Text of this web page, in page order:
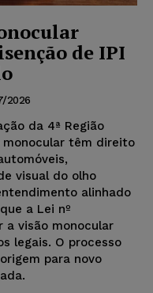
de IPI
2026
da 4ª Região
monocular têm direito
visual do olho
alinhado
a Lei nº
a visão monocular
legais. O processo
para novo